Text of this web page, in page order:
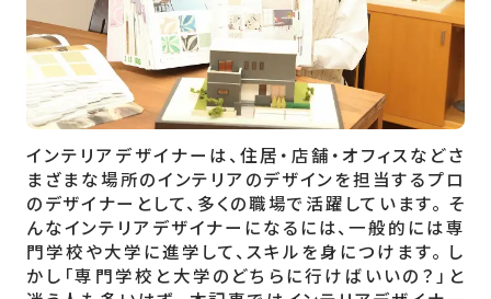
インテリアデザイナーは、住居・店舗・オフィスなどさ
まざまな場所のインテリアのデザインを担当するプロ
のデザイナーとして、多くの職場で活躍しています。 そ
んなインテリアデザイナーになるには、一般的には専
門学校や大学に進学して、スキルを身につけます。 し
かし「専門学校と大学のどちらに行けばいいの？」と